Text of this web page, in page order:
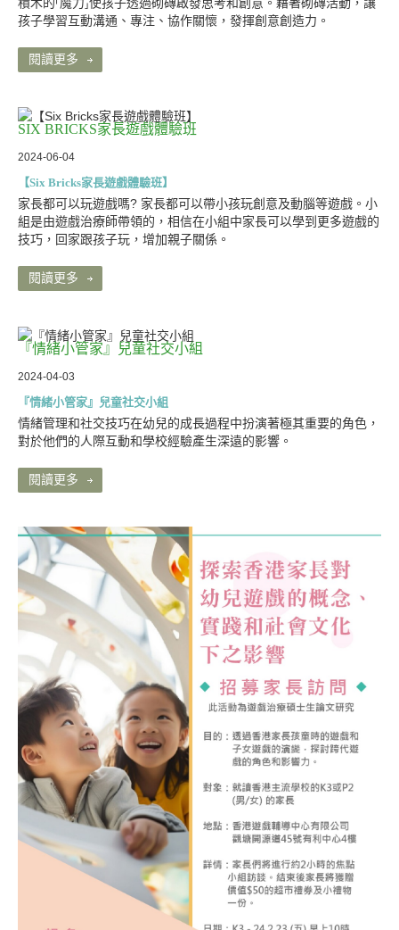
孩子學習互動溝通、專注、協作關懷，發揮創意創造力。
閱讀更多
SIX BRICKS家長遊戲體驗班
2024-06-04
【Six Bricks家長遊戲體驗班】
家長都可以玩遊戲嗎? 家長都可以帶小孩玩創意及動腦等遊戲。小
組是由遊戲治療師帶領的，相信在小組中家長可以學到更多遊戲的
技巧，回家跟孩子玩，增加親子關係。
閱讀更多
『情緒小管家』兒童社交小組
2024-04-03
『情緒小管家』兒童社交小組
情緒管理和社交技巧在幼兒的成長過程中扮演著極其重要的角色，
對於他們的人際互動和學校經驗產生深遠的影響。
閱讀更多